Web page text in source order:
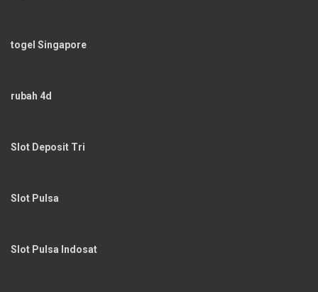
togel Singapore
rubah 4d
Slot Deposit Tri
Slot Pulsa
Slot Pulsa Indosat